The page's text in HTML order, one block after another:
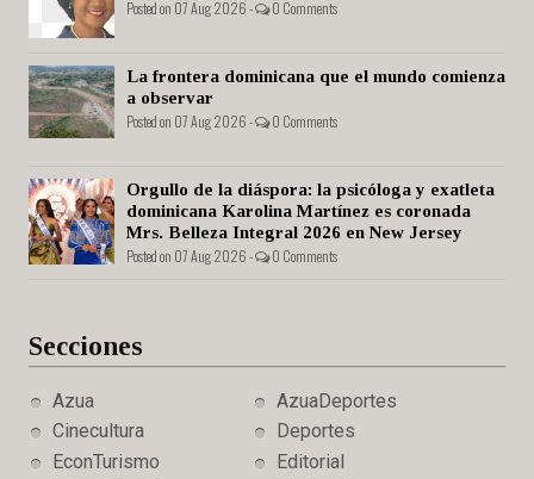
Posted on 07 Aug 2026 - 0 Comments
La frontera dominicana que el mundo comienza
a observar
Posted on 07 Aug 2026 - 0 Comments
Orgullo de la diáspora: la psicóloga y exatleta
dominicana Karolina Martínez es coronada
Mrs. Belleza Integral 2026 en New Jersey
Posted on 07 Aug 2026 - 0 Comments
Secciones
Azua
AzuaDeportes
Cinecultura
Deportes
EconTurismo
Editorial